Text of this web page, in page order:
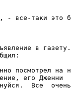
- все-таки это
в газету.
посмотрел на
его Дженни
Все  очень